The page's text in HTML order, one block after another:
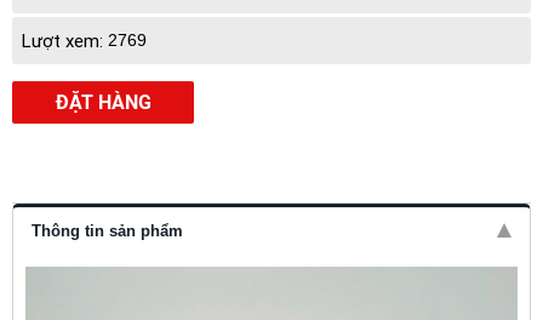
Lượt xem: 2769
ĐẶT HÀNG
Thông tin sản phẩm